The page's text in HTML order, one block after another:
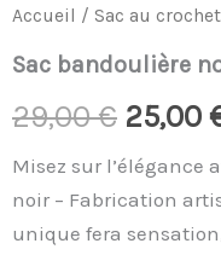
Accueil / Sac au crochet
Sac bandoulière
29,00€ 25,00
Misez sur l’élégance
noir – Fabrication
unique fera